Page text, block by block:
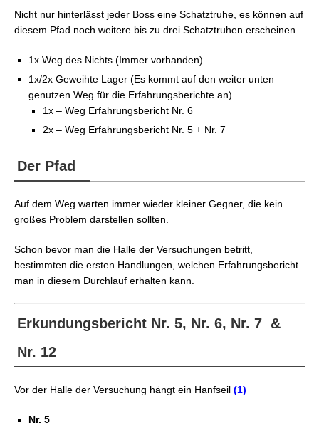
FFXIV: Unstetes Gewölbe – Des Händlers
FFXIV: Unstetes Gewölbe – Des Händlers
Nicht nur hinterlässt jeder Boss eine Schatztruhe, es können auf
diesem Pfad noch weitere bis zu drei Schatztruhen erscheinen.
1x Weg des Nichts (Immer vorhanden)
1x/2x Geweihte Lager (Es kommt auf den weiter unten
genutzen Weg für die Erfahrungsberichte an)
1x – Weg Erfahrungsbericht Nr. 6
2x – Weg Erfahrungsbericht Nr. 5 + Nr. 7
Der Pfad
Auf dem Weg warten immer wieder kleiner Gegner, die kein
großes Problem darstellen sollten.
Schon bevor man die Halle der Versuchungen betritt,
bestimmten die ersten Handlungen, welchen Erfahrungsbericht
man in diesem Durchlauf erhalten kann.
Erkundungsbericht Nr. 5, Nr. 6, Nr. 7 &
Nr. 12
Vor der Halle der Versuchung hängt ein Hanfseil (1)
Nr. 5